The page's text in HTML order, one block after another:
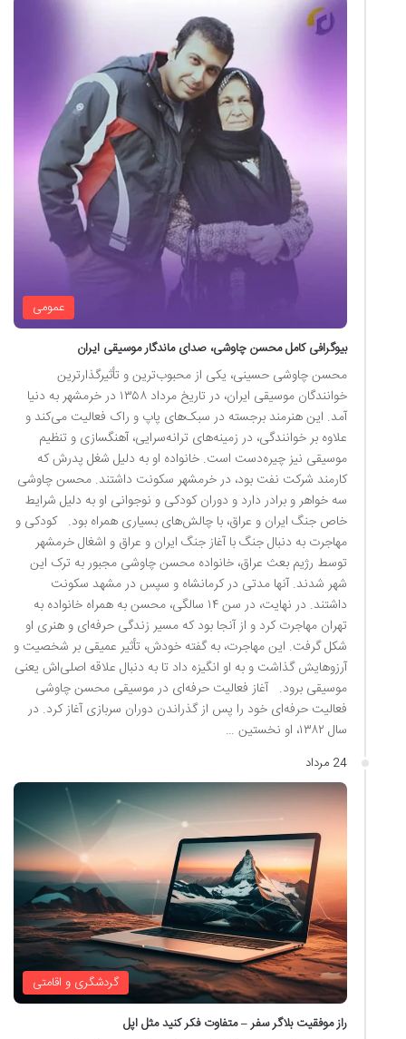
عمومی
بیوگرافی کامل محسن چاوشی، صدای ماندگار موسیقی ایران
محسن چاوشی حسینی، یکی از محبوب‌ترین و تأثیرگذارترین
خوانندگان موسیقی ایران، در تاریخ مرداد ۱۳۵۸ در خرمشهر به دنیا
آمد. این هنرمند برجسته در سبک‌های پاپ و راک فعالیت می‌کند و
علاوه بر خوانندگی، در زمینه‌های ترانه‌سرایی، آهنگسازی و تنظیم
موسیقی نیز چیره‌دست است. خانواده او به دلیل شغل پدرش که
کارمند شرکت نفت بود، در خرمشهر سکونت داشتند. محسن چاوشی
سه خواهر و برادر دارد و دوران کودکی و نوجوانی او به دلیل شرایط
خاص جنگ ایران و عراق، با چالش‌های بسیاری همراه بود. کودکی و
مهاجرت به دنبال جنگ با آغاز جنگ ایران و عراق و اشغال خرمشهر
توسط رژیم بعث عراق، خانواده محسن چاوشی مجبور به ترک این
شهر شدند. آنها مدتی در کرمانشاه و سپس در مشهد سکونت
داشتند. در نهایت، در سن ۱۴ سالگی، محسن به همراه خانواده به
تهران مهاجرت کرد و از آنجا بود که مسیر زندگی حرفه‌ای و هنری او
شکل گرفت. این مهاجرت، به گفته خودش، تأثیر عمیقی بر شخصیت و
آرزوهایش گذاشت و به او انگیزه داد تا به دنبال علاقه اصلی‌اش یعنی
موسیقی برود. آغاز فعالیت حرفه‌ای در موسیقی محسن چاوشی
فعالیت حرفه‌ای خود را پس از گذراندن دوران سربازی آغاز کرد. در
سال ۱۳۸۲، او نخستین …
24 مرداد
گردشگری و اقامتی
راز موفقیت بلاگر سفر – متفاوت فکر کنید مثل اپل